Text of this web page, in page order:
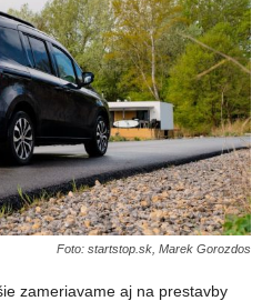
Foto: startstop.sk, Marek Gorozdos
zameriavame aj na prestavby